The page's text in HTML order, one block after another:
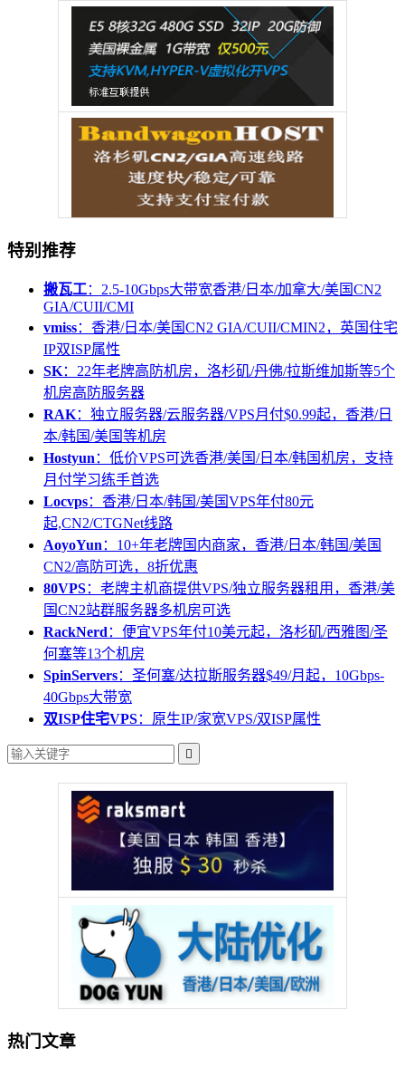
特别推荐
搬瓦工：2.5-10Gbps大带宽香港/日本/加拿大/美国CN2
GIA/CUII/CMI
vmiss：香港/日本/美国CN2 GIA/CUII/CMIN2，英国住宅
IP双ISP属性
SK：22年老牌高防机房，洛杉矶/丹佛/拉斯维加斯等5个
机房高防服务器
RAK：独立服务器/云服务器/VPS月付$0.99起，香港/日
本/韩国/美国等机房
Hostyun ：低价VPS可选香港/美国/日本/韩国机房，支持
月付学习练手首选
Locvps：香港/日本/韩国/美国VPS年付80元
起,CN2/CTGNet线路
AoyoYun ：10+年老牌国内商家，香港/日本/韩国/美国
CN2/高防可选，8折优惠
80VPS：老牌主机商提供VPS/独立服务器租用，香港/美
国CN2站群服务器多机房可选
RackNerd ：便宜VPS年付10美元起，洛杉矶/西雅图/圣
何塞等13个机房
SpinServers：圣何塞/达拉斯服务器$49/月起，10Gbps-
40Gbps大带宽
双ISP住宅VPS：原生IP/家宽VPS/双ISP属性

热门文章